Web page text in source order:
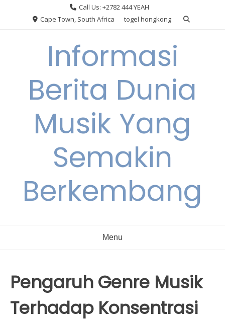
Call Us: +2782 444 YEAH
Cape Town, South Africa
togel hongkong
Informasi
Berita Dunia
Musik Yang
Semakin
Berkembang
Menu
Pengaruh Genre Musik
Terhadap Konsentrasi